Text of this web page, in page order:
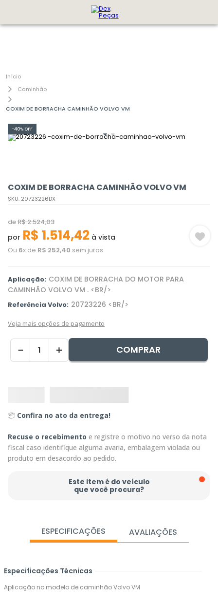
Caminhão
COXIM DE BORRACHA CAMINHÃO VOLVO VM
-40% OFF
COXIM DE BORRACHA CAMINHÃO VOLVO VM
SKU: 20723226DX
deR$2.524,03
por R$ 1.514,42 à vista
Ou 6x de R$ 252,40 sem juros
Aplicação: COXIM DE BORRACHA DO MOTOR PARA
CAMINHÃO VOLVO VM . <BR/>
Referência Volvo: 20723226 <BR/>
Veja mais opções de pagamento
＋
－ COMPRAR
📦 Confira no ato da entrega!
Recuse o recebimento e registre o motivo no verso da nota
fiscal caso identifique alguma avaria, embalagem violada ou
produto em desacordo ao pedido.
Este item é do veículo
que você procura?
ESPECIFICAÇÕES AVALIAÇÕES
Especificações Técnicas
Aplicação no modelo de caminhão Volvo VM